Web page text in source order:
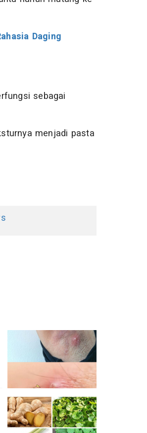
Daging
sebagai
menjadi pasta